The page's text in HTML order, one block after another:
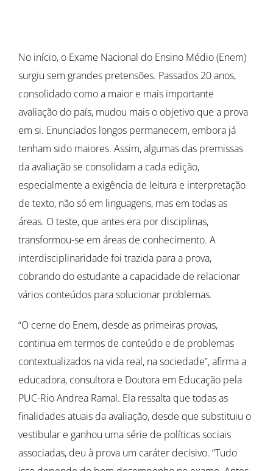
No início, o Exame Nacional do Ensino Médio (Enem)
surgiu sem grandes pretensões. Passados 20 anos,
consolidado como a maior e mais importante
avaliação do país, mudou mais o objetivo que a prova
em si. Enunciados longos permanecem, embora já
tenham sido maiores. Assim, algumas das premissas
da avaliação se consolidam a cada edição,
especialmente a exigência de leitura e interpretação
de texto, não só em linguagens, mas em todas as
áreas. O teste, que antes era por disciplinas,
transformou-se em áreas de conhecimento. A
interdisciplinaridade foi trazida para a prova,
cobrando do estudante a capacidade de relacionar
vários conteúdos para solucionar problemas.
“O cerne do Enem, desde as primeiras provas,
continua em termos de conteúdo e de problemas
contextualizados na vida real, na sociedade”, afirma a
educadora, consultora e Doutora em Educação pela
PUC-Rio Andrea Ramal. Ela ressalta que todas as
finalidades atuais da avaliação, desde que substituiu o
vestibular e ganhou uma série de políticas sociais
associadas, deu à prova um caráter decisivo. “Tudo